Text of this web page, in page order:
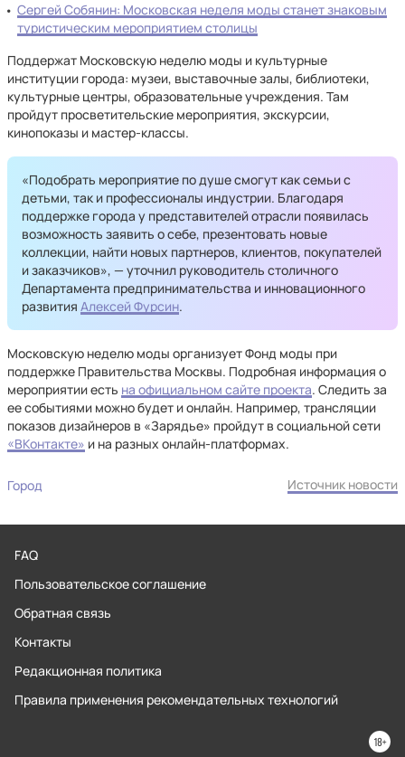
Сергей Собянин: Московская неделя моды станет знаковым
туристическим мероприятием столицы
Поддержат Московскую неделю моды и культурные
институции города: музеи, выставочные залы, библиотеки,
культурные центры, образовательные учреждения. Там
пройдут просветительские мероприятия, экскурсии,
кинопоказы и мастер-классы.
«Подобрать мероприятие по душе смогут как семьи с
детьми, так и профессионалы индустрии. Благодаря
поддержке города у представителей отрасли появилась
возможность заявить о себе, презентовать новые
коллекции, найти новых партнеров, клиентов, покупателей
и заказчиков», — уточнил руководитель столичного
Департамента предпринимательства и инновационного
развития Алексей Фурсин.
Московскую неделю моды организует Фонд моды при
поддержке Правительства Москвы. Подробная информация о
мероприятии есть на официальном сайте проекта. Следить за
ее событиями можно будет и онлайн. Например, трансляции
показов дизайнеров в «Зарядье» пройдут в социальной сети
«ВКонтакте» и на разных онлайн-платформах.
Город Источник новости
FAQ
Пользовательское соглашение
Обратная связь
Контакты
Редакционная политика
Правила применения рекомендательных технологий